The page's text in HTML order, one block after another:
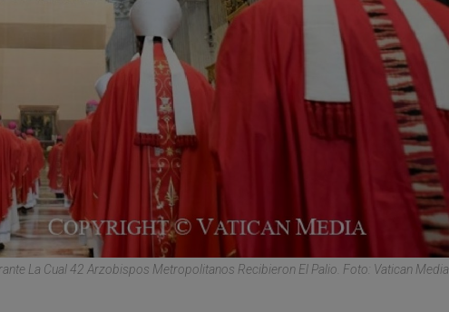
La Cual 42 Arzobispos Metropolitanos Recibieron El Palio. Foto: Vatican Media